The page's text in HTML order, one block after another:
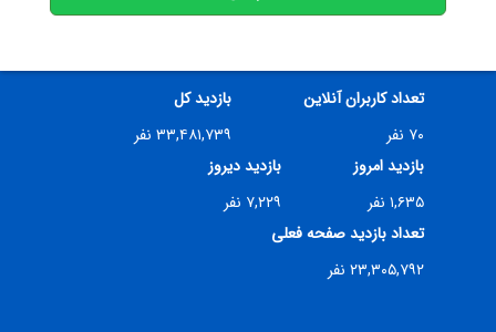
تعداد کاربران آنلاین
۷۰ نفر
بازدید کل
۳۳,۴۸۱,۷۳۹ نفر
بازدید امروز
۱,۶۳۵ نفر
بازدید دیروز
۷,۲۲۹ نفر
تعداد بازدید صفحه فعلی
۲۳,۳۰۵,۷۹۲ نفر